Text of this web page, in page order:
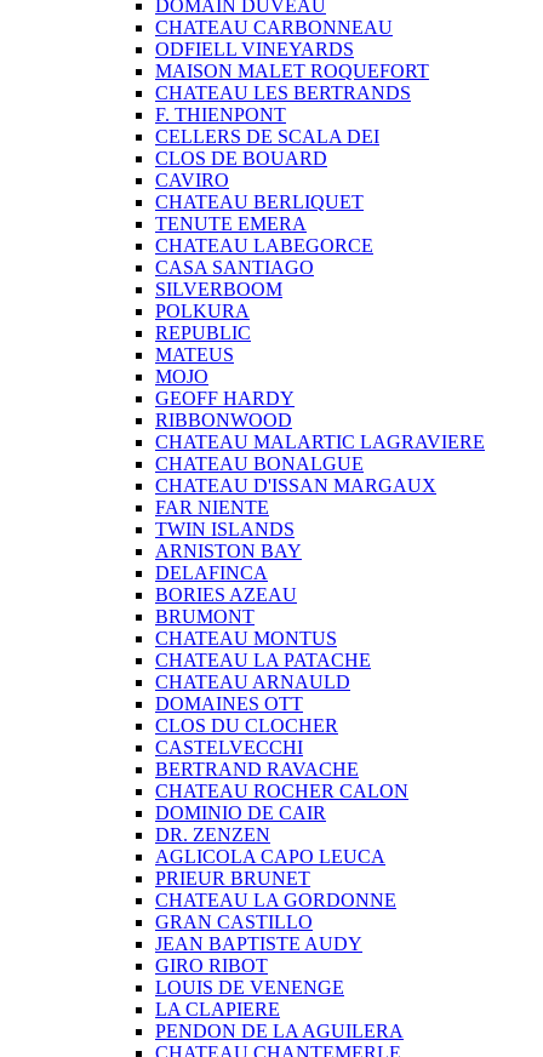
DOMAIN DUVEAU
CHATEAU CARBONNEAU
ODFIELL VINEYARDS
MAISON MALET ROQUEFORT
CHATEAU LES BERTRANDS
F. THIENPONT
CELLERS DE SCALA DEI
CLOS DE BOUARD
CAVIRO
CHATEAU BERLIQUET
TENUTE EMERA
CHATEAU LABEGORCE
CASA SANTIAGO
SILVERBOOM
POLKURA
REPUBLIC
MATEUS
MOJO
GEOFF HARDY
RIBBONWOOD
CHATEAU MALARTIC LAGRAVIERE
CHATEAU BONALGUE
CHATEAU D'ISSAN MARGAUX
FAR NIENTE
TWIN ISLANDS
ARNISTON BAY
DELAFINCA
BORIES AZEAU
BRUMONT
CHATEAU MONTUS
CHATEAU LA PATACHE
CHATEAU ARNAULD
DOMAINES OTT
CLOS DU CLOCHER
CASTELVECCHI
BERTRAND RAVACHE
CHATEAU ROCHER CALON
DOMINIO DE CAIR
DR. ZENZEN
AGLICOLA CAPO LEUCA
PRIEUR BRUNET
CHATEAU LA GORDONNE
GRAN CASTILLO
JEAN BAPTISTE AUDY
GIRO RIBOT
LOUIS DE VENENGE
LA CLAPIERE
PENDON DE LA AGUILERA
CHATEAU CHANTEMERLE